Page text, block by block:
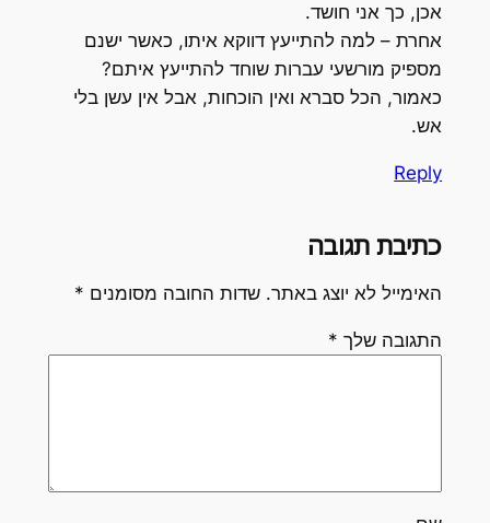
אכן, כך אני חושד.
אחרת – למה להתייעץ דווקא איתו, כאשר ישנם
מספיק מורשעי עברות שוחד להתייעץ איתם?
כאמור, הכל סברא ואין הוכחות, אבל אין עשן בלי
אש.
Reply
כתיבת תגובה
האימייל לא יוצג באתר. שדות החובה מסומנים *
התגובה שלך *